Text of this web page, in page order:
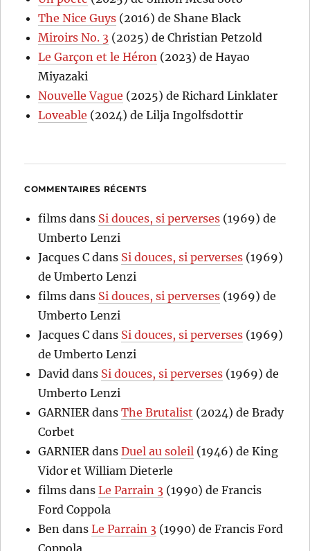
The Nice Guys (2016) de Shane Black
Miroirs No. 3 (2025) de Christian Petzold
Le Garçon et le Héron (2023) de Hayao
Miyazaki
Nouvelle Vague (2025) de Richard Linklater
Loveable (2024) de Lilja Ingolfsdottir
COMMENTAIRES RÉCENTS
films dans Si douces, si perverses (1969) de
Umberto Lenzi
Jacques C dans Si douces, si perverses (1969)
de Umberto Lenzi
films dans Si douces, si perverses (1969) de
Umberto Lenzi
Jacques C dans Si douces, si perverses (1969)
de Umberto Lenzi
David dans Si douces, si perverses (1969) de
Umberto Lenzi
GARNIERdansThe Brutalist (2024) de Brady
Corbet
GARNIERdansDuel au soleil (1946) de King
Vidor et William Dieterle
films dansLe Parrain 3 (1990) de Francis
Ford Coppola
Ben dansLe Parrain 3 (1990) de Francis Ford